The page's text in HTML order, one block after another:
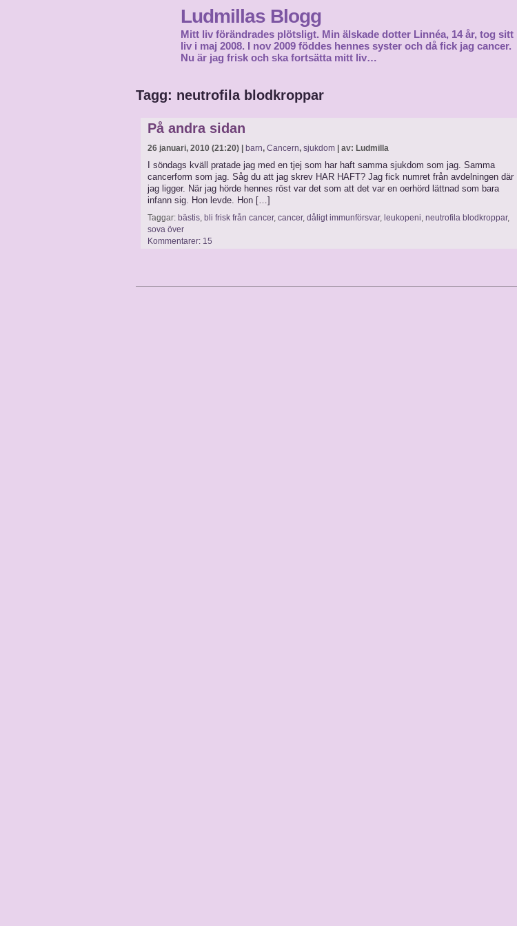
Ludmillas Blogg
Mitt liv förändrades plötsligt. Min älskade dotter Linnéa, 14 år, tog sitt
liv i maj 2008. I nov 2009 föddes hennes syster och då fick jag cancer.
Nu är jag frisk och ska fortsätta mitt liv…
Tagg: neutrofila blodkroppar
På andra sidan
26 januari, 2010 (21:20) | barn, Cancern, sjukdom | av: Ludmilla
I söndags kväll pratade jag med en tjej som har haft samma sjukdom som jag. Samma
cancerform som jag. Såg du att jag skrev HAR HAFT? Jag fick numret från avdelningen där
jag ligger. När jag hörde hennes röst var det som att det var en oerhörd lättnad som bara
infann sig. Hon levde. Hon […]
Taggar: bästis, bli frisk från cancer, cancer, dåligt immunförsvar, leukopeni, neutrofila blodkroppar,
sova över
Kommentarer: 15